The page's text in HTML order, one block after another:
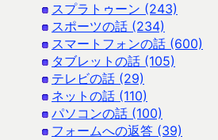
スプラトゥーン (243)
スポーツの話 (234)
スマートフォンの話 (600)
タブレットの話 (105)
テレビの話 (29)
ネットの話 (110)
パソコンの話 (100)
フォームへの返答 (39)